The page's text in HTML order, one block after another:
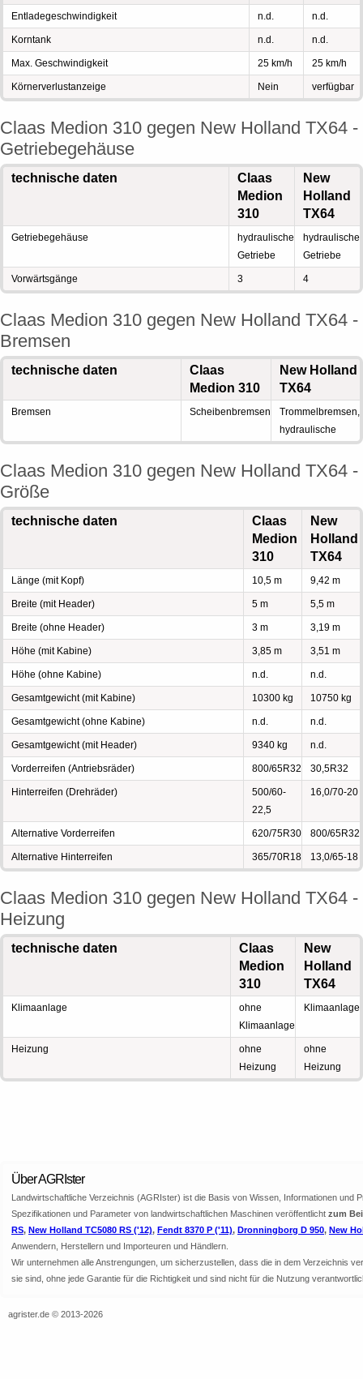
Entladegeschwindigkeit n.d. n.d.
Korntank n.d. n.d.
Max. Geschwindigkeit 25 km/h 25 km/h
Körnerverlustanzeige Nein verfügbar
Claas Medion 310 gegen New Holland TX64 -
Getriebegehäuse
technische daten
Claas
Medion
310
New
Holland
TX64
Getriebegehäuse
hydraulische
Getriebe
hydraulische
Getriebe
Vorwärtsgänge 3 4
Claas Medion 310 gegen New Holland TX64 -
Bremsen
technische daten
Claas
Medion 310
New Holland
TX64
Bremsen Scheibenbremsen
Trommelbremsen,
hydraulische
Claas Medion 310 gegen New Holland TX64 -
Größe
technische daten
Claas
Medion
310
New
Holland
TX64
Länge (mit Kopf) 10,5 m 9,42 m
Breite (mit Header) 5 m 5,5 m
Breite (ohne Header) 3 m 3,19 m
Höhe (mit Kabine) 3,85 m 3,51 m
Höhe (ohne Kabine) n.d. n.d.
Gesamtgewicht (mit Kabine) 10300 kg 10750 kg
Gesamtgewicht (ohne Kabine) n.d. n.d.
Gesamtgewicht (mit Header) 9340 kg n.d.
Vorderreifen (Antriebsräder) 800/65R32 30,5R32
Hinterreifen (Drehräder)
500/60-
22,5
16,0/70-20
Alternative Vorderreifen 620/75R30 800/65R32
Alternative Hinterreifen 365/70R18 13,0/65-18
Claas Medion 310 gegen New Holland TX64 -
Heizung
technische daten
Claas
Medion
310
New
Holland
TX64
Klimaanlage
ohne
Klimaanlage
Klimaanlage
Heizung
ohne
Heizung
ohne
Heizung
Über AGRIster
Landwirtschaftliche Verzeichnis (AGRIster) ist die Basis von Wissen, Informationen
Spezifikationen und Parameter von landwirtschaftlichen Maschinen veröffentlicht zum
RS, New Holland TC5080 RS ('12), Fendt 8370 P ('11), Dronningborg D 950, New
Anwendern, Herstellern und Importeuren und Händlern.
Wir unternehmen alle Anstrengungen, um sicherzustellen, dass die in dem Verzeichnis
sie sind, ohne jede Garantie für die Richtigkeit und sind nicht für die Nutzung
agrister.de © 2013-2026